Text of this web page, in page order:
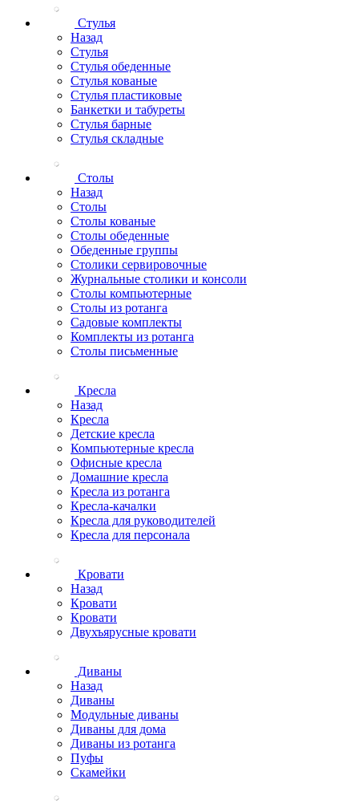
Стулья
Назад
Стулья
Стулья обеденные
Стулья кованые
Стулья пластиковые
Банкетки и табуреты
Стулья барные
Стулья складные
Столы
Назад
Столы
Столы кованые
Столы обеденные
Обеденные группы
Столики сервировочные
Журнальные столики и консоли
Столы компьютерные
Столы из ротанга
Садовые комплекты
Комплекты из ротанга
Столы письменные
Кресла
Назад
Кресла
Детские кресла
Компьютерные кресла
Офисные кресла
Домашние кресла
Кресла из ротанга
Кресла-качалки
Кресла для руководителей
Кресла для персонала
Кровати
Назад
Кровати
Кровати
Двухъярусные кровати
Диваны
Назад
Диваны
Модульные диваны
Диваны для дома
Диваны из ротанга
Пуфы
Скамейки